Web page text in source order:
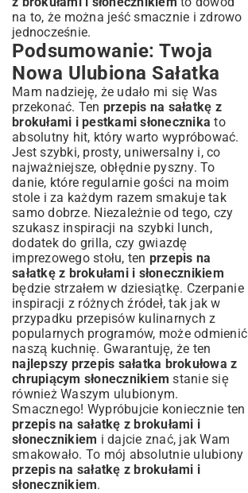
na to, że można jeść smacznie i zdrowo
jednocześnie.
Podsumowanie: Twoja
Nowa Ulubiona Sałatka
Mam nadzieję, że udało mi się Was
przekonać. Ten przepis na sałatkę z
brokułami i pestkami słonecznika to
absolutny hit, który warto wypróbować.
Jest szybki, prosty, uniwersalny i, co
najważniejsze, obłędnie pyszny. To
danie, które regularnie gości na moim
stole i za każdym razem smakuje tak
samo dobrze. Niezależnie od tego, czy
szukasz inspiracji na szybki lunch,
dodatek do grilla, czy gwiazdę
imprezowego stołu, ten przepis na
sałatkę z brokułami i słonecznikiem
będzie strzałem w dziesiątkę. Czerpanie
inspiracji z różnych źródeł, tak jak w
przypadku przepisów kulinarnych z
popularnych programów, może odmienić
naszą kuchnię. Gwarantuję, że ten
najlepszy przepis sałatka brokułowa z
chrupiącym słonecznikiem stanie się
również Waszym ulubionym.
Smacznego! Wypróbujcie koniecznie ten
przepis na sałatkę z brokułami i
słonecznikiem i dajcie znać, jak Wam
smakowało. To mój absolutnie ulubiony
przepis na sałatkę z brokułami i
słonecznikiem.